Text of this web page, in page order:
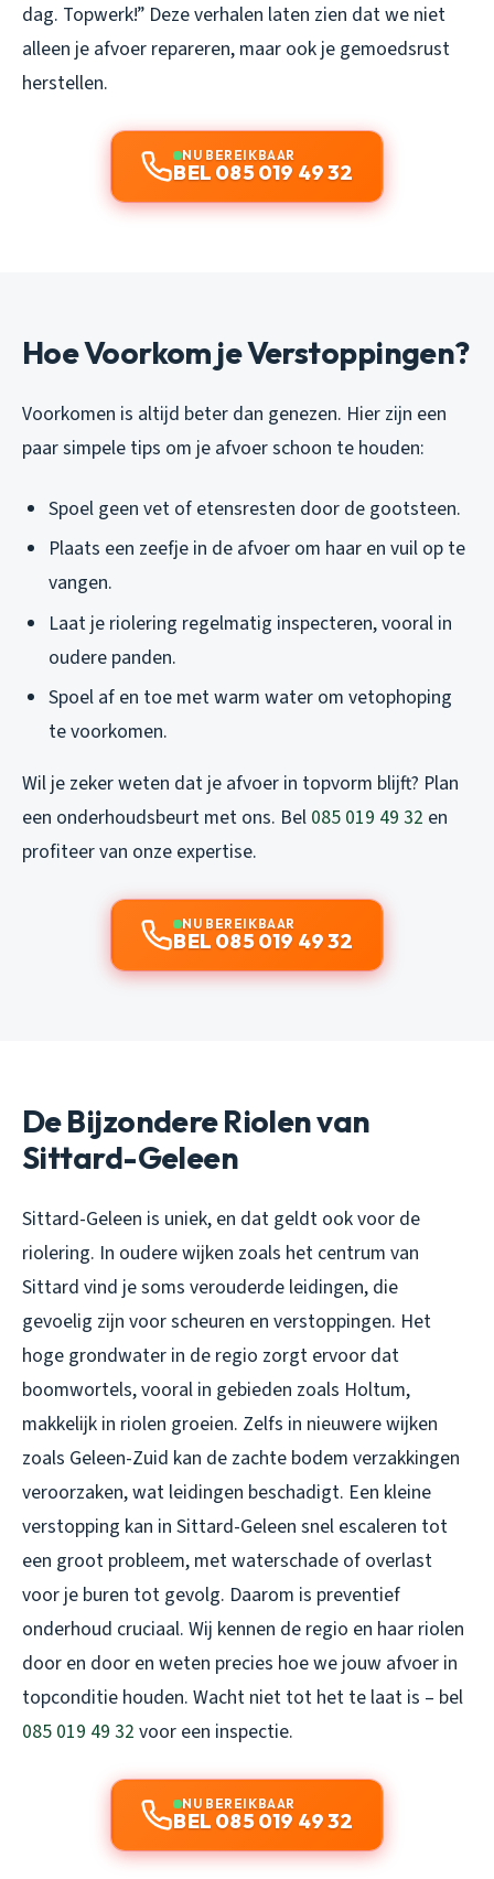
dag. Topwerk!” Deze verhalen laten zien dat we niet
alleen je afvoer repareren, maar ook je gemoedsrust
herstellen.
NU BEREIKBAAR
BEL 085 019 49 32
Hoe Voorkom je Verstoppingen?
Voorkomen is altijd beter dan genezen. Hier zijn een
paar simpele tips om je afvoer schoon te houden:
Spoel geen vet of etensresten door de gootsteen.
Plaats een zeefje in de afvoer om haar en vuil op te
vangen.
Laat je riolering regelmatig inspecteren, vooral in
oudere panden.
Spoel af en toe met warm water om vetophoping
te voorkomen.
Wil je zeker weten dat je afvoer in topvorm blijft? Plan
een onderhoudsbeurt met ons. Bel 085 019 49 32 en
profiteer van onze expertise.
NU BEREIKBAAR
BEL 085 019 49 32
De Bijzondere Riolen van
Sittard-Geleen
Sittard-Geleen is uniek, en dat geldt ook voor de
riolering. In oudere wijken zoals het centrum van
Sittard vind je soms verouderde leidingen, die
gevoelig zijn voor scheuren en verstoppingen. Het
hoge grondwater in de regio zorgt ervoor dat
boomwortels, vooral in gebieden zoals Holtum,
makkelijk in riolen groeien. Zelfs in nieuwere wijken
zoals Geleen-Zuid kan de zachte bodem verzakkingen
veroorzaken, wat leidingen beschadigt. Een kleine
verstopping kan in Sittard-Geleen snel escaleren tot
een groot probleem, met waterschade of overlast
voor je buren tot gevolg. Daarom is preventief
onderhoud cruciaal. Wij kennen de regio en haar riolen
door en door en weten precies hoe we jouw afvoer in
topconditie houden. Wacht niet tot het te laat is – bel
085 019 49 32 voor een inspectie.
NU BEREIKBAAR
BEL 085 019 49 32